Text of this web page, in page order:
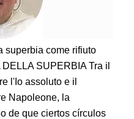
superbia come rifiuto
SUPERBIA Tra il
l'Io assoluto e il
Napoleone, la
de que ciertos círculos